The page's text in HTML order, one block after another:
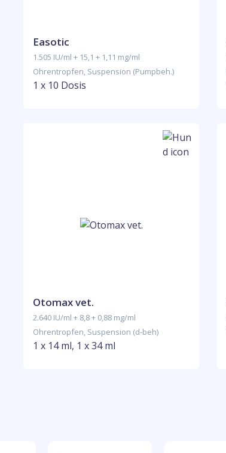
Easotic
1.505 IU/ml + 15,1 + 1,11 mg/ml
Ohrentropfen, Suspension (Pumpbeh.)
1 x 10 Dosis
Otomax vet.
2.640 IU/ml + 8,8 + 0,88 mg/ml
Ohrentropfen, Suspension (d-beh)
1 x 14 ml, 1 x 34 ml